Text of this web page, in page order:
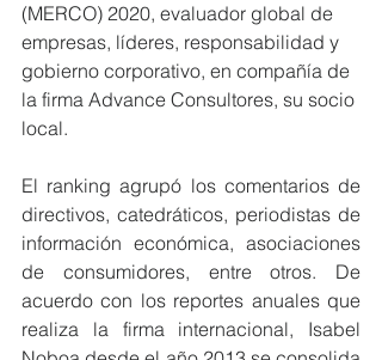
(MERCO) 2020, evaluador global de
empresas, líderes, responsabilidad y
gobierno corporativo, en compañía de
la firma Advance Consultores, su socio
local.
El ranking agrupó los comentarios de
directivos, catedráticos, periodistas de
información económica, asociaciones
de consumidores, entre otros. De
acuerdo con los reportes anuales que
realiza la firma internacional, Isabel